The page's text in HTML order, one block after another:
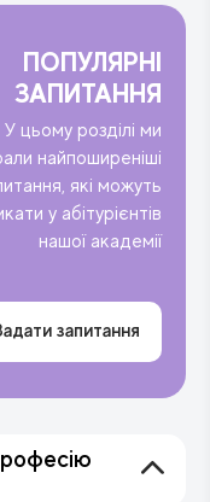
ПОПУЛЯРНІ
ЗАПИТАННЯ
У цьому розділі ми
найпоширеніші
які можуть
у абітурієнтів
нашої академії
запитання